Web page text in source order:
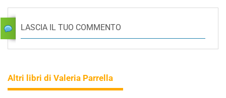
LASCIA IL TUO COMMENTO
Altri libri di Valeria Parrella